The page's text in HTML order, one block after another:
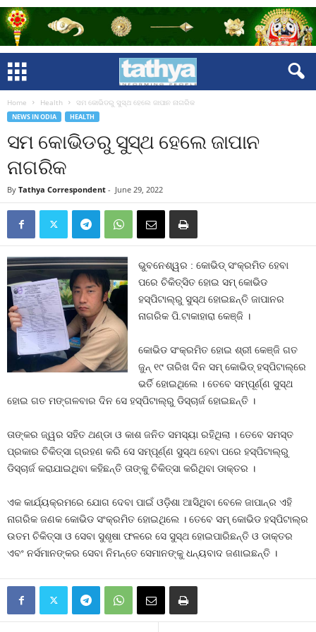
Home Health ସମ କୋଭିଡରୁ ସୁସ୍ଥ ହେଲେ ଜାପାନ ନାଗରିକ
NEWS IN ODIA HEALTH
ସମ କୋଭିଡରୁ ସୁସ୍ଥ ହେଲେ ଜାପାନ
ନାଗରିକ
By Tathya Correspondent - June 29, 2022
ଭୁବନେଶ୍ୱର : କୋଭିଡ୍ ସଂକ୍ରମିତ ହେବା
ପରେ ଚିକିତ୍ସିତ ହୋଇ ସମ୍ କୋଭିଡ
ହସ୍ପିଟାଲ୍‌ରୁ ସୁସ୍ଥ ହୋଇଛନ୍ତି ଜାପାନର
ନାଗରିକ ପି.ଟାକାହାରା କେଞ୍ଜି ।
କୋଭିଡ ସଂକ୍ରମିତ ହୋଇ ଶ୍ରୀ କେଞ୍ଜି ଗତ
ଜୁନ୍ ୧୯ ତାରିଖ ଦିନ ସମ୍ କୋଭିଡ୍ ହସ୍ପିଟାଲ୍‌ରେ
ଭର୍ତି ହୋଇଥିଲେ । ତେବେ ସମ୍ପୂର୍ଣ୍ଣ ସୁସ୍ଥ
ହୋଇ ଗତ ମଙ୍ଗଳବାର ଦିନ ସେ ହସ୍ପିଟାଲ୍‌ରୁ ଡିସ୍‌ଚାର୍ଜ ହୋଇଛନ୍ତି ।
ତାଙ୍କର ଜ୍ୱର ସହିତ ଥଣ୍ଡା ଓ କାଶ ଜନିତ ସମସ୍ୟା ରହିଥିଲା । ତେବେ ସମସ୍ତ
ପ୍ରକାର ଚିକିତ୍ସା ଗ୍ରହଣ କରି ସେ ସମ୍ପୂର୍ଣ୍ଣ ସୁସ୍ଥ ହେବା ପରେ ହସ୍ପିଟାଲ୍‌ରୁ
ଡିସ୍‌ଚାର୍ଜ କରାଯାଇଥିବା କହିଛନ୍ତି ତାଙ୍କୁ ଚିକିତ୍ସା କରିଥିବା ଡାକ୍ତର ।
ଏକ କାର୍ଯ୍ୟକ୍ରମରେ ଯୋଗ ଦେବା ପାଇଁ ଓଡ଼ିଶା ଆସିଥିବା ବେଳେ ଜାପାନ୍‌ର ଏହି
ନାଗରିକ ଜଣକ କୋଭିଡ ସଂକ୍ରମିତ ହୋଇଥିଲେ । ତେବେ ସମ୍ କୋଭିଡ ହସ୍ପିଟାଲ୍‌ର
ଉତମ ଚିକିତ୍ସା ଓ ସେବା ସୁଶୃଷା ଫଳରେ ସେ ସୁସ୍ଥ ହୋଇପାରିଛନ୍ତି ଓ ଡାକ୍ତର
ଏବଂ ନର୍ସମାନଙ୍କର ସେବା ନିମନ୍ତେ ସେମାନଙ୍କୁ ଧନ୍ୟବାଦ ଜଣାଇଛନ୍ତି ।